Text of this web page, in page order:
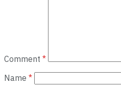
Comment *
Name *